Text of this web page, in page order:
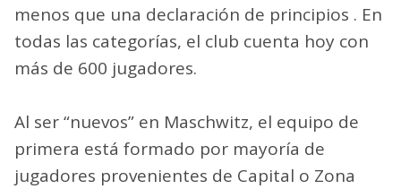
menos que una declaración de principios . En
todas las categorías, el club cuenta hoy con
más de 600 jugadores.
Al ser “nuevos” en Maschwitz, el equipo de
primera está formado por mayoría de
jugadores provenientes de Capital o Zona